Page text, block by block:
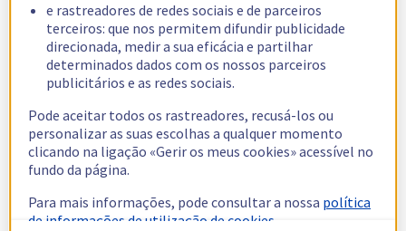
e rastreadores de redes sociais e de parceiros
terceiros: que nos permitem difundir publicidade
direcionada, medir a sua eficácia e partilhar
determinados dados com os nossos parceiros
publicitários e as redes sociais.
Pode aceitar todos os rastreadores, recusá-los ou
personalizar as suas escolhas a qualquer momento
clicando na ligação «Gerir os meus cookies» acessível no
fundo da página.
Para mais informações, pode consultar a nossa política
de informações de utilização de cookies.